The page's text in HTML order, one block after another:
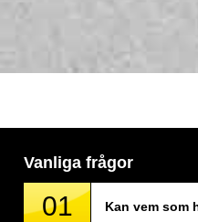
Vanliga frågor
01 Kan vem som